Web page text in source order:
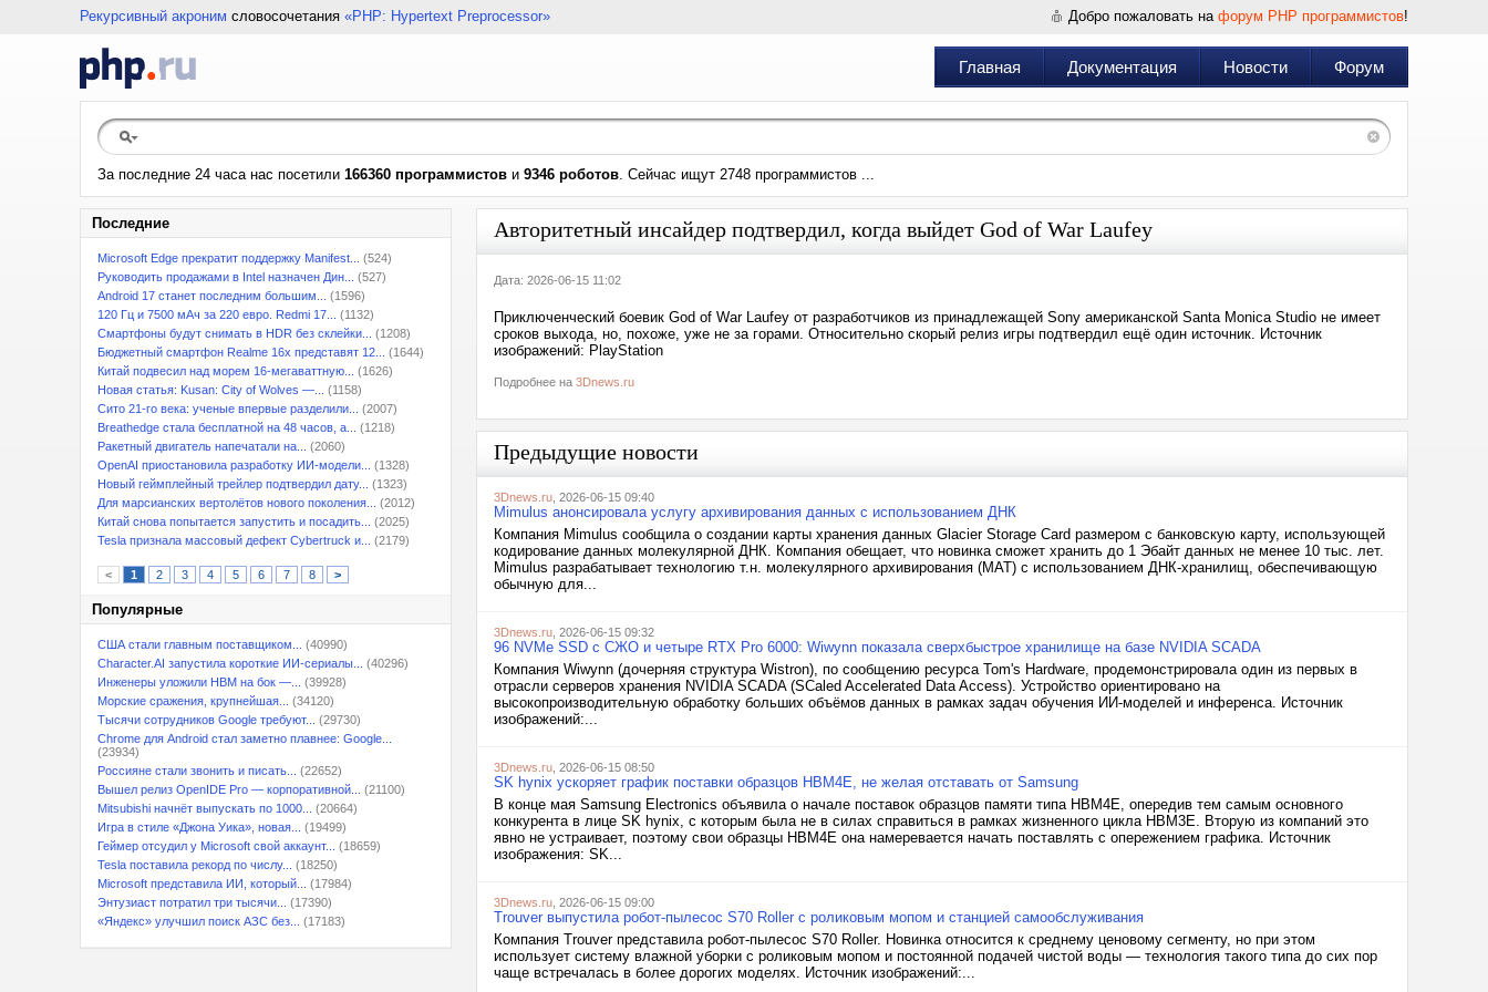
Рекурсивный акроним словосочетания «PHP: Hypertext Preprocessor» Добро пожаловать на форум PHP программистов!
Главная Документация Новости Форум
За последние 24 часа нас посетили 166360 программистов и 9346 роботов. Сейчас ищут 2748 программистов ...
Последние
Microsoft Edge прекратит поддержку Manifest...
(524)
Руководить продажами в Intel назначен Дин...
(527)
Android 17 станет последним большим...
(1596)
120 Гц и 7500 мАч за 220 евро. Redmi 17...
(1132)
Смартфоны будут снимать в HDR без склейки...
(1208)
Бюджетный смартфон Realme 16x представят 12...
(1644)
Китай подвесил над морем 16-мегаваттную...
(1626)
Новая статья: Kusan: City of Wolves —...
(1158)
Сито 21-го века: ученые впервые разделили...
(2007)
Breathedge стала бесплатной на 48 часов, а...
(1218)
Ракетный двигатель напечатали на...
(2060)
OpenAI приостановила разработку ИИ-модели...
(1328)
Новый геймплейный трейлер подтвердил дату...
(1323)
Для марсианских вертолётов нового поколения...
(2012)
Китай снова попытается запустить и посадить...
(2025)
Tesla признала массовый дефект Cybertruck и...
(2179)
< 1 2 3 4 5 6 7 8 >
Популярные
США стали главным поставщиком...
(40990)
Character.AI запустила короткие ИИ-сериалы...
(40296)
Инженеры уложили HBM на бок —...
(39928)
Морские сражения, крупнейшая...
(34120)
Тысячи сотрудников Google требуют...
(29730)
Chrome для Android стал заметно плавнее: Google...
(23934)
Россияне стали звонить и писать...
(22652)
Вышел релиз OpenIDE Pro — корпоративной...
(21100)
Mitsubishi начнёт выпускать по 1000...
(20664)
Игра в стиле «Джона Уика», новая...
(19499)
Геймер отсудил у Microsoft свой аккаунт...
(18659)
Tesla поставила рекорд по числу...
(18250)
Microsoft представила ИИ, который...
(17984)
Энтузиаст потратил три тысячи...
(17390)
«Яндекс» улучшил поиск АЗС без...
(17183)
Авторитетный инсайдер подтвердил, когда выйдет God of War Laufey
Дата: 2026-06-15 11:02
Приключенческий боевик God of War Laufey от разработчиков из принадлежащей Sony американской Santa Monica Studio не имеет
сроков выхода, но, похоже, уже не за горами. Относительно скорый релиз игры подтвердил ещё один источник. Источник
изображений: PlayStation
Подробнее на 3Dnews.ru
Предыдущие новости
3Dnews.ru , 2026-06-15 09:40
Mimulus анонсировала услугу архивирования данных с использованием ДНК
Компания Mimulus сообщила о создании карты хранения данных Glacier Storage Card размером с банковскую карту, использующей
кодирование данных молекулярной ДНК. Компания обещает, что новинка сможет хранить до 1 Эбайт данных не менее 10 тыс. лет.
Mimulus разрабатывает технологию т.н. молекулярного архивирования (MAT) с использованием ДНК-хранилищ, обеспечивающую
обычную для...
3Dnews.ru , 2026-06-15 09:32
96 NVMe SSD с СЖО и четыре RTX Pro 6000: Wiwynn показала сверхбыстрое хранилище на базе NVIDIA SCADA
Компания Wiwynn (дочерняя структура Wistron), по сообщению ресурса Tom's Hardware, продемонстрировала один из первых в
отрасли серверов хранения NVIDIA SCADA (SCaled Accelerated Data Access). Устройство ориентировано на
высокопроизводительную обработку больших объёмов данных в рамках задач обучения ИИ-моделей и инференса. Источник
изображений:...
3Dnews.ru , 2026-06-15 08:50
SK hynix ускоряет график поставки образцов HBM4E, не желая отставать от Samsung
В конце мая Samsung Electronics объявила о начале поставок образцов памяти типа HBM4E, опередив тем самым основного
конкурента в лице SK hynix, с которым была не в силах справиться в рамках жизненного цикла HBM3E. Вторую из компаний это
явно не устраивает, поэтому свои образцы HBM4E она намеревается начать поставлять с опережением графика. Источник
изображения: SK...
3Dnews.ru , 2026-06-15 09:00
Trouver выпустила робот-пылесос S70 Roller с роликовым мопом и станцией самообслуживания
Компания Trouver представила робот-пылесос S70 Roller. Новинка относится к среднему ценовому сегменту, но при этом
использует систему влажной уборки с роликовым мопом и постоянной подачей чистой воды — технология такого типа до сих пор
чаще встречалась в более дорогих моделях. Источник изображений:...